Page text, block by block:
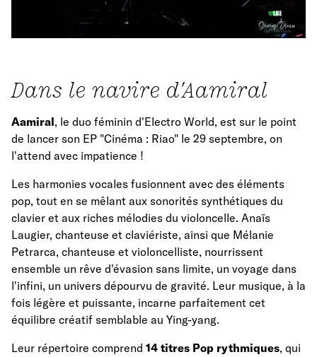
Dans le navire d'Aamiral
Aamiral, le duo féminin d'Electro World, est sur le point
de lancer son EP "Cinéma : Riao" le 29 septembre, on
l'attend avec impatience !
Les harmonies vocales fusionnent avec des éléments
pop, tout en se mêlant aux sonorités synthétiques du
clavier et aux riches mélodies du violoncelle. Anaïs
Laugier, chanteuse et claviériste, ainsi que Mélanie
Petrarca, chanteuse et violoncelliste, nourrissent
ensemble un rêve d'évasion sans limite, un voyage dans
l'infini, un univers dépourvu de gravité. Leur musique, à la
fois légère et puissante, incarne parfaitement cet
équilibre créatif semblable au Ying-yang.
Leur répertoire comprend 14 titres Pop rythmiques, qui